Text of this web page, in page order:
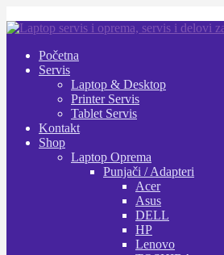
Preskoči
navigaciju
Skoči
sadržajPočetna
Servis
Laptop & Desktop
Printer Servis
Tablet Servis
Kontakt
Shop
Laptop Oprema
Punjači / Adapteri
Acer
Asus
DELL
HP
Lenovo